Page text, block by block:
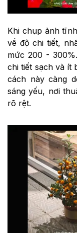
Khi chụp ảnh
về độ chi tiết,
mức 200 -
chi tiết sạch và ít
cách này càng
sáng yếu, nơi
rõ rệt.